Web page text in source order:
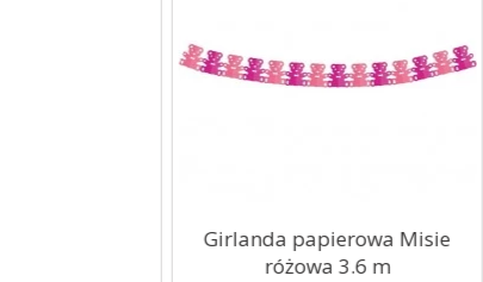
Girlanda papierowa Misie
różowa 3.6 m